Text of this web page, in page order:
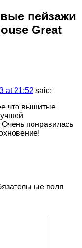
пейзажи
Great
at 21:52 said:
что вышитые
понравилась
поля